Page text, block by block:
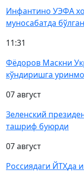
Инфантино УЭФА
муносабатда
11:31
Фёдоров Маскни
кўндиришга
07 август
Зеленский
ташриф буюрди
07 август
Россиядаги ЙТҲда